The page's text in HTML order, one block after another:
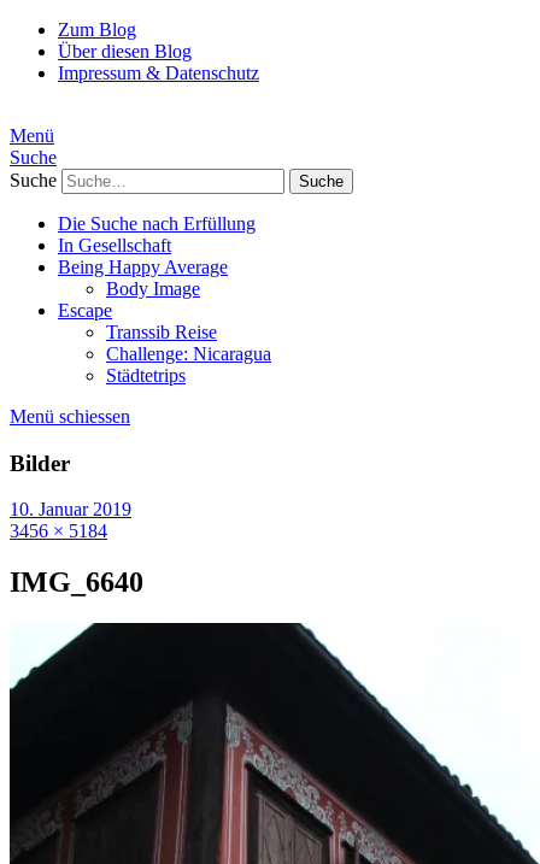
Zum Blog
Über diesen Blog
Impressum & Datenschutz
Menü
Suche
Suche
Die Suche nach Erfüllung
In Gesellschaft
Being Happy Average
Body Image
Escape
Transsib Reise
Challenge: Nicaragua
Städtetrips
Menü schiessen
Bilder
10. Januar 2019
3456 × 5184
IMG_6640